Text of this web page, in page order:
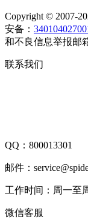
Copyright © 2007-
安备：
和不良信息举报邮
联系我们
QQ： 800013301
邮件：
工作时间：周一至
微信客服